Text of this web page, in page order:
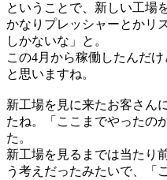
ということで、新しい工場
かなりプレッシャーとかリ
しかないな」と。
この4月から稼働したんだ
と思いますね。
新工場を見に来たお客さん
たね。「ここまでやったの
た。
新工場を見るまでは当たり
う考えだったみたいで、「